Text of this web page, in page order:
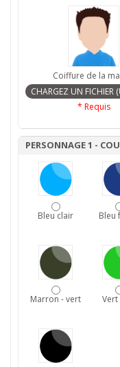
Coiffure de la
* Requis
PERSONNAGE 1 -
Bleu clair Bleu
Marron - vert Vert